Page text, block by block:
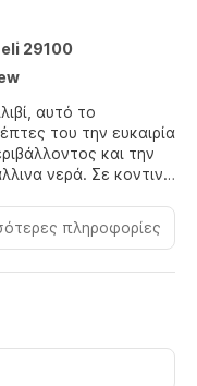
29100
αυτό το
του την ευκαιρία
και την
νερά. Σε κοντινή
Από την
πόρτα του
σε απαλούς,
τις ανάγκες
πληροφορίες